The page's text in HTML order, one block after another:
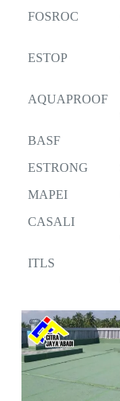
FOSROC
ESTOP
AQUAPROOF
BASF
ESTRONG
MAPEI
CASALI
ITLS